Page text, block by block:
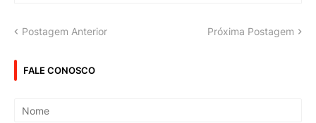
Postagem Anterior Próxima Postagem
FALE CONOSCO